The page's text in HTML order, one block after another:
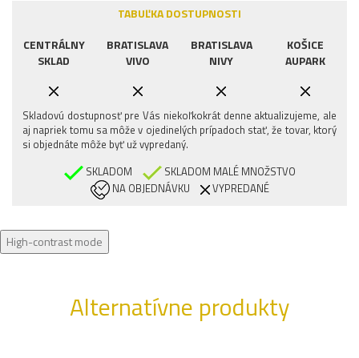
TABUĽKA DOSTUPNOSTI
CENTRÁLNY
SKLAD
BRATISLAVA
VIVO
BRATISLAVA
NIVY
KOŠICE
AUPARK
Skladovú dostupnosť pre Vás niekoľkokrát denne aktualizujeme, ale
aj napriek tomu sa môže v ojedinelých prípadoch stať, že tovar, ktorý
si objednáte môže byť už vypredaný.
SKLADOM
SKLADOM MALÉ MNOŽSTVO
NA OBJEDNÁVKU
VYPREDANÉ
High-contrast mode
Alternatívne produkty